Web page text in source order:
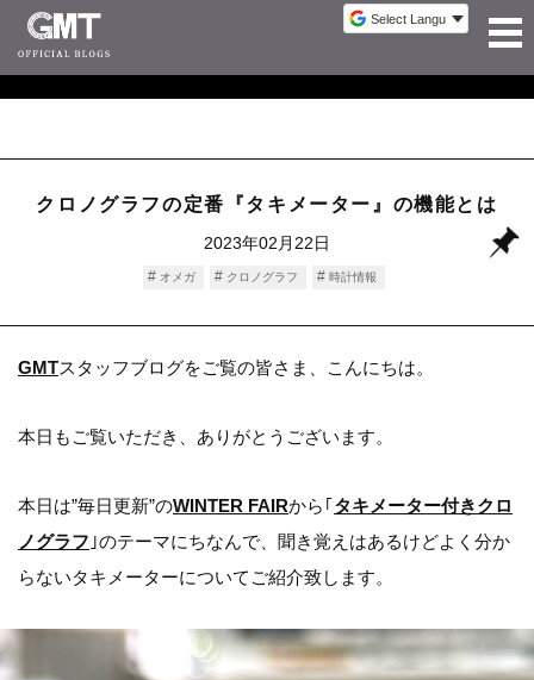
クロノグラフの定番『タキメーター』の機能とは
2023年02月22日
オメガ クロノグラフ 時計情報
GMTスタッフブログをご覧の皆さま、こんにちは。
本日もご覧いただき、ありがとうございます。
本日は”毎日更新”のWINTER FAIRから｢タキメーター付きクロ
ノグラフ ｣のテーマにちなんで、聞き覚えはあるけどよく分か
らないタキメーターについてご紹介致します。